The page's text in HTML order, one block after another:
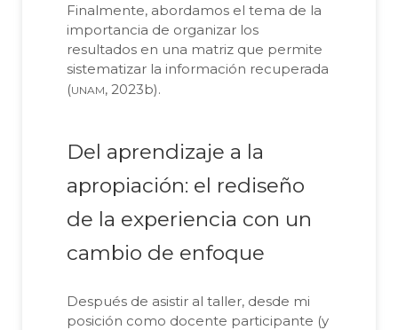
Finalmente, abordamos el tema de la
importancia de organizar los
resultados en una matriz que permite
sistematizar la información recuperada
(unam, 2023b).
Del aprendizaje a la
apropiación: el rediseño
de la experiencia con un
cambio de enfoque
Después de asistir al taller, desde mi
posición como docente participante (y